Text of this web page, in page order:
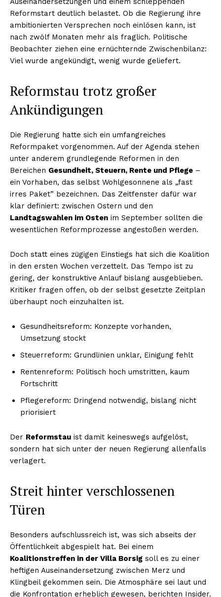
Reformstart deutlich belastet. Ob die Regierung ihre
ambitionierten Versprechen noch einlösen kann, ist
nach zwölf Monaten mehr als fraglich. Politische
Beobachter ziehen eine ernüchternde Zwischenbilanz:
Viel wurde angekündigt, wenig wurde geliefert.
Reformstau trotz großer
Ankündigungen
Die Regierung hatte sich ein umfangreiches
Reformpaket vorgenommen. Auf der Agenda stehen
unter anderem grundlegende Reformen in den
Bereichen Gesundheit, Steuern, Rente und Pflege –
ein Vorhaben, das selbst Wohlgesonnene als „fast
irres Paket” bezeichnen. Das Zeitfenster dafür war
klar definiert: zwischen Ostern und den
Landtagswahlen im Osten im September sollten die
wesentlichen Reformprozesse angestoßen werden.
Doch statt eines zügigen Einstiegs hat sich die Koalition
in den ersten Wochen verzettelt. Das Tempo ist zu
gering, der konstruktive Anlauf bislang ausgeblieben.
Kritiker fragen offen, ob der selbst gesetzte Zeitplan
überhaupt noch einzuhalten ist.
Gesundheitsreform: Konzepte vorhanden,
Umsetzung stockt
Steuerreform: Grundlinien unklar, Einigung fehlt
Rentenreform: Politisch hoch umstritten, kaum
Fortschritt
Pflegereform: Dringend notwendig, bislang nicht
priorisiert
Der Reformstau ist damit keineswegs aufgelöst,
sondern hat sich unter der neuen Regierung allenfalls
verlagert.
Streit hinter verschlossenen
Türen
Besonders aufschlussreich ist, was sich abseits der
Öffentlichkeit abgespielt hat. Bei einem
Koalitionstreffen in der Villa Borsig soll es zu einer
heftigen Auseinandersetzung zwischen Merz und
Klingbeil gekommen sein. Die Atmosphäre sei laut und
die Konfrontation erheblich gewesen, berichten Insider.